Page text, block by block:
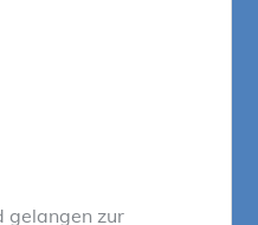
gelangen zur